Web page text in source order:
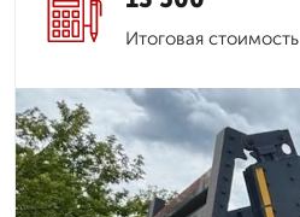
Итоговая стоимость